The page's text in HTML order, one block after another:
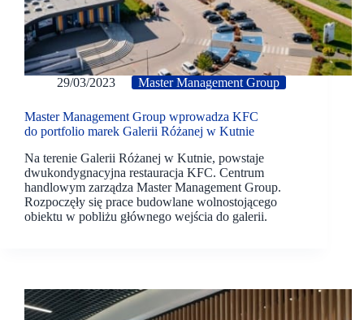
29/03/2023 Master Management Group
Master Management Group wprowadza KFC
do portfolio marek Galerii Różanej w Kutnie
Na terenie Galerii Różanej w Kutnie, powstaje
dwukondygnacyjna restauracja KFC. Centrum
handlowym zarządza Master Management Group.
Rozpoczęły się prace budowlane wolnostojącego
obiektu w pobliżu głównego wejścia do galerii.